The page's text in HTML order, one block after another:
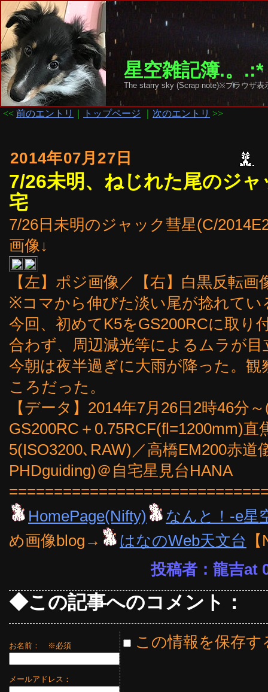
星空雑記簿.。
The starry sky (Scrap note)※ブラウザ
<< 前のエントリ トップページ 次のエントリ >>
2014年07月27日
7/26未明、ねじれた尾のジ
宅
7/26日未明のジャック彗星(C/
画像↓
【左】ポジ画像／【右】白黒反転画
※コマから伸びた淡い尾が捻れてい
今回、初めてK5をGS200RCに取り
合わず、周辺減光等によるムラが目
今朝は夜半過ぎに大雨が降った。
ころだった。
【データ】2014年7月26日2時46分
GS200RC＋0.75RCF(fl=1200mm)
5(ISO3200､RAW)／高橋EM200赤道
PHDguiding)＠自宅星見台HANA
HomePage(Nifty)
なんと！-e星
め画像blog→
はなのWeb天文台
投稿者：龍吉at
◆この記事へのコメント：
お名前： ※必須
メールアドレス：
この情報を保存す